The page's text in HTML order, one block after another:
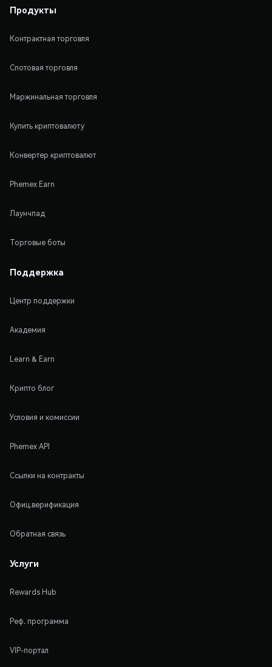
Продукты
Контрактная торговля
Спотовая торговля
Маржинальная торговля
Купить криптовалюту
Конвертер криптовалют
Phemex Earn
Лаунчпад
Торговые боты
Поддержка
Центр поддержки
Академия
Learn & Earn
Крипто блог
Условия и комиссии
Phemex API
Ссылки на контракты
Офиц.верификация
Обратная связь
Услуги
Rewards Hub
Реф. программа
VIP-портал